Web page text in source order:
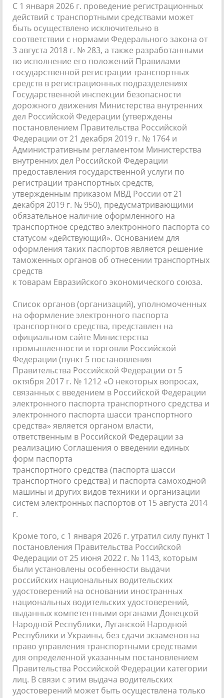
С 1 января 2026 г. проведение регистрационных
действий с транспортными средствами может
быть осуществлено исключительно в
соответствии с нормами Федерального закона от
3 августа 2018 г. № 283, а также разработанными
во исполнение его положений Правилами
государственной регистрации транспортных
средств в регистрационных подразделениях
Государственной инспекции безопасности
дорожного движения Министерства внутренних
дел Российской Федерации (утверждены
постановлением Правительства Российской
Федерации от 21 декабря 2019 г. № 1764 и
Административным регламентом Министерства
внутренних дел Российской Федерации
предоставления государственной услуги по
регистрации транспортных средств,
утвержденным приказом МВД России от 21
декабря 2019 г. № 950), предусматривающими
обязательное наличие оформленного на
транспортное средство электронного паспорта со
статусом «действующий». Основанием для
оформления таких паспортов является решение
таможенных органов об отнесении транспортных
средств
к товарам Евразийского экономического союза.
Список органов (организаций), уполномоченных
на оформление электронного паспорта
транспортного средства, представлен на
официальном сайте Министерства
промышленности и торговли Российской
Федерации (пункт 5 постановления
Правительства Российской Федерации от 5
октября 2017 г. № 1212 «О некоторых вопросах,
связанных с введением в Российской Федерации
электронного паспорта транспортного средства и
электронного паспорта шасси транспортного
средства» является органом власти,
ответственным в Российской Федерации за
реализацию Соглашения о введении единых
форм паспорта
транспортного средства (паспорта шасси
транспортного средства) и паспорта самоходной
машины и других видов техники и организации
систем электронных паспортов от 15 августа 2014
г.
Кроме того, с 1 января 2026 г. утратил силу пункт 1
постановления Правительства Российской
Федерации от 25 июня 2022 г. № 1143, которым
были установлены особенности выдачи
российских национальных водительских
удостоверений на основании иностранных
национальных водительских удостоверений,
выданных компетентными органами Донецкой
Народной Республики, Луганской Народной
Республики и Украины, без сдачи экзаменов на
право управления транспортными средствами
для определенной указанным постановлением
Правительства Российской Федерации категории
лиц. В связи с этим выдача водительских
удостоверений может быть осуществлена только